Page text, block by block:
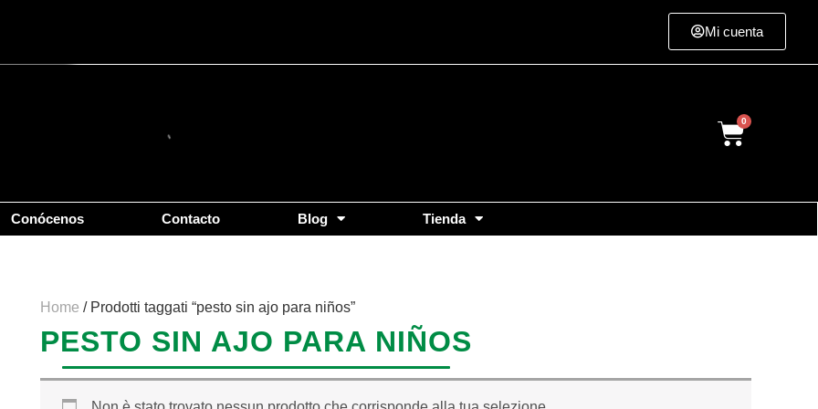
Mi cuenta
Cart
Conócenos Contacto Blog Tienda
Home / Prodotti taggati “pesto sin ajo para niños”
PESTO SIN AJO PARA NIÑOS